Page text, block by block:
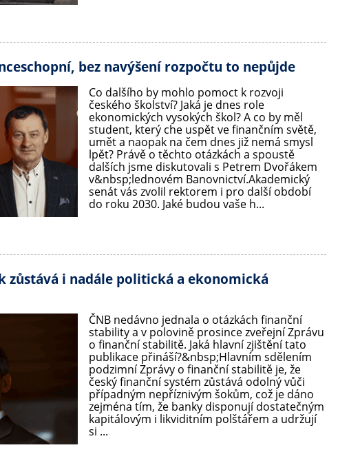
bez navýšení rozpočtu to nepůjde
Co dalšího by mohlo pomoct k rozvoji
českého školství? Jaká je dnes role
ekonomických vysokých škol? A co by měl
student, který che uspět ve finančním světě,
umět a naopak na čem dnes již nemá smysl
lpět? Právě o těchto otázkách a spoustě
dalších jsme diskutovali s Petrem Dvořákem
v&nbsp;lednovém Banovnictví.Akademický
senát vás zvolil rektorem i pro další období
do roku 2030. Jaké budou vaše h...
zůstává i nadále politická a ekonomická
ČNB nedávno jednala o otázkách finanční
stability a v polovině prosince zveřejní Zprávu
o finanční stabilitě. Jaká hlavní zjištění tato
publikace přináší?&nbsp;Hlavním sdělením
podzimní Zprávy o finanční stabilitě je, že
český finanční systém zůstává odolný vůči
případným nepříznivým šokům, což je dáno
zejména tím, že banky disponují dostatečným
kapitálovým i likviditním polštářem a udržují
si ...